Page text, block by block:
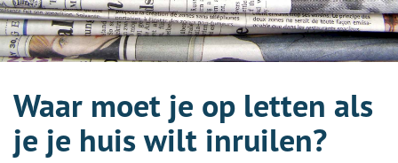
Waar moet je op letten als
je je huis wilt inruilen?